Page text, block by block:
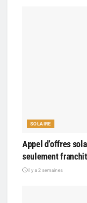
SOLAIRE
Appel d’offres
seulement
il y a 2 semaines